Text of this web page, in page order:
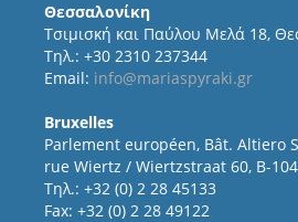
Θεσσαλονίκη
Τσιμισκή και Παύλου Μελά 18,
Τηλ.: +30 2310 237344
Email: info@mariaspyraki.gr
Bruxelles
Parlement européen, Bât. Altiero
rue Wiertz / Wiertzstraat 60, B-
Τηλ.: +32 (0) 2 28 45133
Fax: +32 (0) 2 28 49122